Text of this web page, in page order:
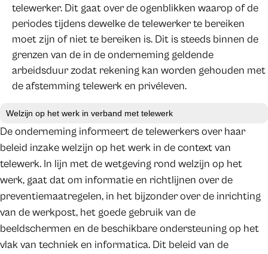
telewerker. Dit gaat over de ogenblikken waarop of de
periodes tijdens dewelke de telewerker te bereiken
moet zijn of niet te bereiken is. Dit is steeds binnen de
grenzen van de in de onderneming geldende
arbeidsduur zodat rekening kan worden gehouden met
de afstemming telewerk en privéleven.
Welzijn op het werk in verband met telewerk
De onderneming informeert de telewerkers over haar
beleid inzake welzijn op het werk in de context van
telewerk. In lijn met de wetgeving rond welzijn op het
werk, gaat dat om informatie en richtlijnen over de
preventiemaatregelen, in het bijzonder over de inrichting
van de werkpost, het goede gebruik van de
beeldschermen en de beschikbare ondersteuning op het
vlak van techniek en informatica. Dit beleid van de